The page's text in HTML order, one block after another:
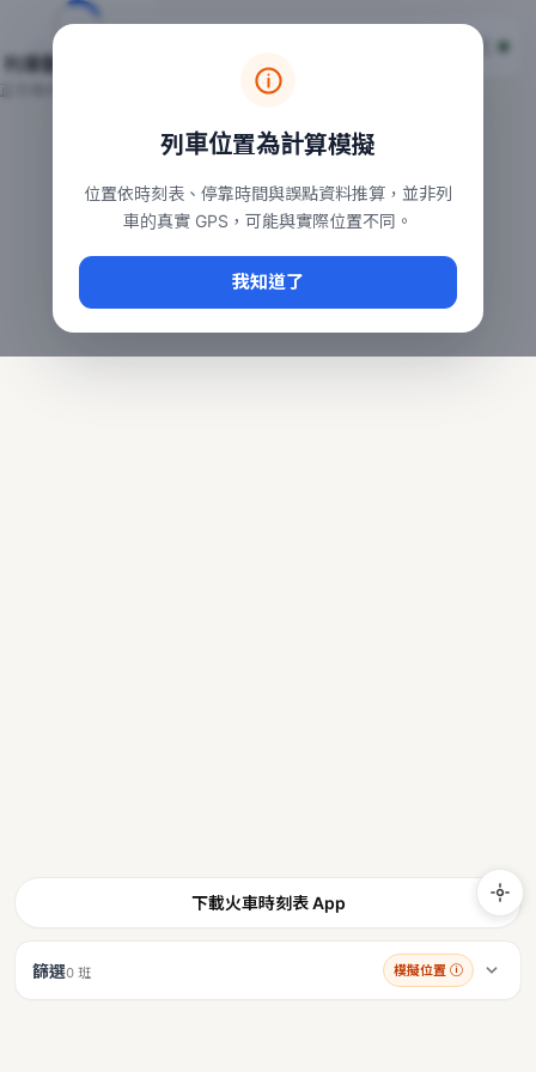
台鐵列車即時位置地圖
本頁顯示目前全台鐵運行中的列車位置，涵蓋自強、普悠瑪、
常用查詢：
、台中車站即時動態
台鐵即時動態
下載火車時刻表 App
篩選0 班 模擬位置 ⓘ
列車位置為計算模擬
位置依時刻表、停靠時間與誤點資料推算，並非列
車的真實 GPS，可能與實際位置不同。
我知道了
列車動態載入中…